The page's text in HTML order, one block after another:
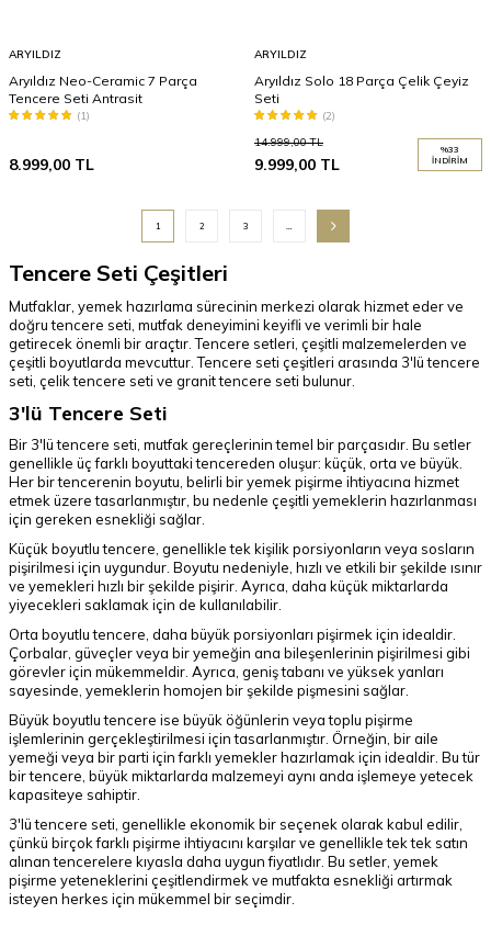
ARYILDIZ
Aryıldız Neo-Ceramic 7 Parça
Tencere Seti Antrasit
(1)
8.999,00 TL
ARYILDIZ
Aryıldız Solo 18 Parça Çelik Çeyiz
Seti
(2)
14.999,00TL
9.999,00 TL
%33
İNDIRIM
1 2 3 …
Tencere Seti Çeşitleri
Mutfaklar, yemek hazırlama sürecinin merkezi olarak hizmet eder ve
doğru tencere seti, mutfak deneyimini keyifli ve verimli bir hale
getirecek önemli bir araçtır. Tencere setleri, çeşitli malzemelerden ve
çeşitli boyutlarda mevcuttur. Tencere seti çeşitleri arasında 3'lü tencere
seti, çelik tencere seti ve granit tencere seti bulunur.
3'lü Tencere Seti
Bir 3'lü tencere seti, mutfak gereçlerinin temel bir parçasıdır. Bu setler
genellikle üç farklı boyuttaki tencereden oluşur: küçük, orta ve büyük.
Her bir tencerenin boyutu, belirli bir yemek pişirme ihtiyacına hizmet
etmek üzere tasarlanmıştır, bu nedenle çeşitli yemeklerin hazırlanması
için gereken esnekliği sağlar.
Küçük boyutlu tencere, genellikle tek kişilik porsiyonların veya sosların
pişirilmesi için uygundur. Boyutu nedeniyle, hızlı ve etkili bir şekilde ısınır
ve yemekleri hızlı bir şekilde pişirir. Ayrıca, daha küçük miktarlarda
yiyecekleri saklamak için de kullanılabilir.
Orta boyutlu tencere, daha büyük porsiyonları pişirmek için idealdir.
Çorbalar, güveçler veya bir yemeğin ana bileşenlerinin pişirilmesi gibi
görevler için mükemmeldir. Ayrıca, geniş tabanı ve yüksek yanları
sayesinde, yemeklerin homojen bir şekilde pişmesini sağlar.
Büyük boyutlu tencere ise büyük öğünlerin veya toplu pişirme
işlemlerinin gerçekleştirilmesi için tasarlanmıştır. Örneğin, bir aile
yemeği veya bir parti için farklı yemekler hazırlamak için idealdir. Bu tür
bir tencere, büyük miktarlarda malzemeyi aynı anda işlemeye yetecek
kapasiteye sahiptir.
3'lü tencere seti, genellikle ekonomik bir seçenek olarak kabul edilir,
çünkü birçok farklı pişirme ihtiyacını karşılar ve genellikle tek tek satın
alınan tencerelere kıyasla daha uygun fiyatlıdır. Bu setler, yemek
pişirme yeteneklerini çeşitlendirmek ve mutfakta esnekliği artırmak
isteyen herkes için mükemmel bir seçimdir.